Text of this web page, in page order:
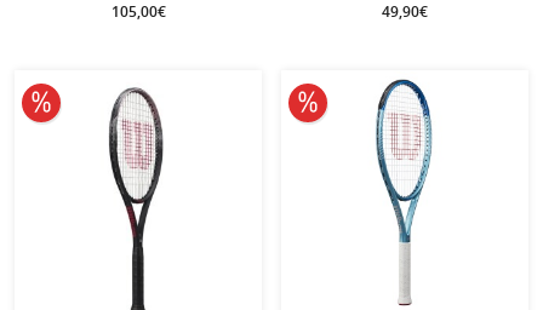
105,00€ 49,90€
10% reduziert 10% reduziert